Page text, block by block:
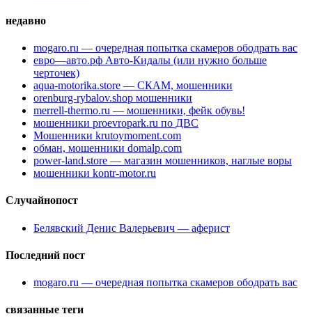
недавно
mogaro.ru — очередная попытка скамеров ободрать вас
евро—авто.рф Авто-Кидалы (или нужно больше
черточек)
aqua-motorika.store — СКАМ, мошенники
orenburg-rybalov.shop мошенники
merrell-thermo.ru — мошенники, фейк обувь!
мошенники proevropark.ru по ДВС
Мошенники krutoymoment.com
обман, мошенники domalp.com
power-land.store — магазин мошенников, наглые воры
мошенники kontr-motor.ru
Случайнопост
Белявский Денис Валерьевич — аферист
Последний пост
mogaro.ru — очередная попытка скамеров ободрать вас
связанные теги